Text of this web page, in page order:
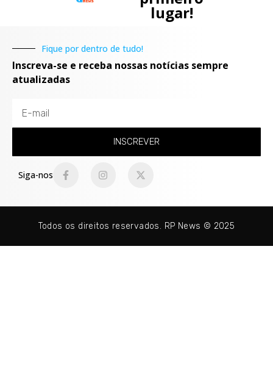
lugar!
Fique por dentro de tudo!
Inscreva-se e receba nossas notícias sempre
atualizadas
INSCREVER
Siga-nos
Todos os direitos reservados. RP News © 2025